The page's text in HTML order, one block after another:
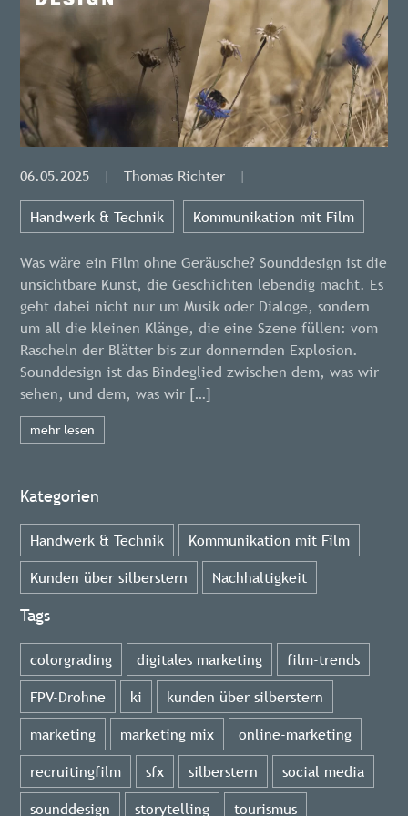
06.05.2025 | Thomas Richter |
Handwerk & Technik Kommunikation mit Film
Was wäre ein Film ohne Geräusche? Sounddesign ist die
unsichtbare Kunst, die Geschichten lebendig macht. Es
geht dabei nicht nur um Musik oder Dialoge, sondern
um all die kleinen Klänge, die eine Szene füllen: vom
Rascheln der Blätter bis zur donnernden Explosion.
Sounddesign ist das Bindeglied zwischen dem, was wir
sehen, und dem, was wir […]
mehr lesen
Kategorien
Handwerk & Technik
Kommunikation mit Film
Kunden über silberstern
Nachhaltigkeit
Tags
colorgrading digitales marketing
film-trends
FPV-Drohne
ki
kunden über silberstern
marketing
marketing mix
online-marketing
recruitingfilm
sfx silberstern
social media
sounddesign
storytelling tourismus